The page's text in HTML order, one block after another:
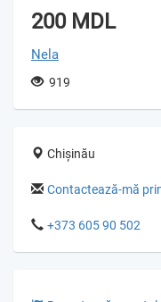
200 MDL
Nela
919
Chișinău
Contactează-mă
+373 605 90 502